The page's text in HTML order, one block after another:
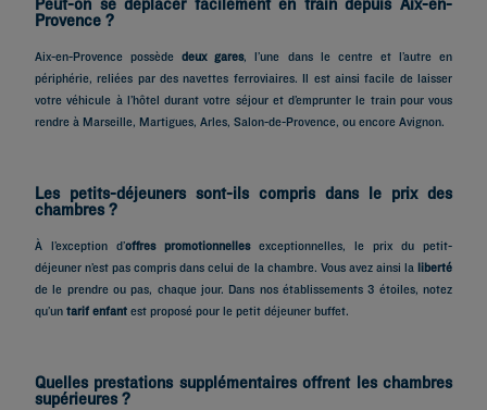
Provence ?
Aix-en-Provence possèdedeux gares, l’une dans le centre et l’autre en
périphérie, reliées par des navettes ferroviaires. Il est ainsi facile de laisser
votre véhicule à l’hôtel durant votre séjour et d’emprunter le train pour vous
rendre à Marseille, Martigues, Arles, Salon-de-Provence, ou encore Avignon.
Les petits-déjeuners sont-ils compris dans le prix des
chambres ?
À l’exception d’offres promotionnellesexceptionnelles, le prix du petit-
déjeuner n’est pas compris dans celui de la chambre. Vous avez ainsi la liberté
de le prendre ou pas, chaque jour. Dans nos établissements 3 étoiles, notez
qu’un tarif enfant est proposé pour le petit déjeuner buffet.
Quelles prestations supplémentaires offrent les chambres
supérieures ?